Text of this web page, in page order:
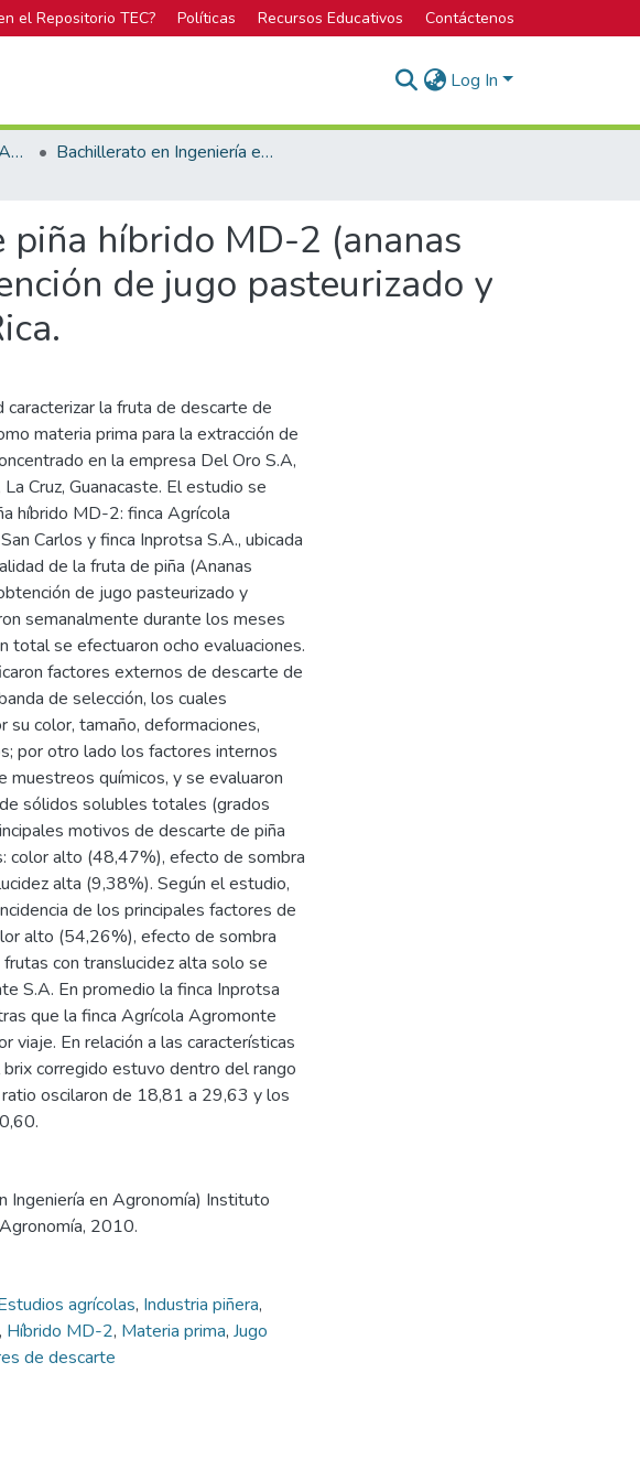
el Repositorio TEC? Políticas Recursos Educativos Contáctenos
Log In
Escuela de Ingeniería en Agronomía
Bachillerato en Ingeniería en Agronomía
híbrido MD-2 (ananas
de jugo pasteurizado y
la fruta de descarte de
materia prima para la extracción de
en la empresa Del Oro S.A,
Cruz, Guanacaste. El estudio se
híbrido MD-2: finca Agrícola
Carlos y finca Inprotsa S.A., ubicada
de la fruta de piña (Ananas
de jugo pasteurizado y
semanalmente durante los meses
total se efectuaron ocho evaluaciones.
factores externos de descarte de
de selección, los cuales
color, tamaño, deformaciones,
por otro lado los factores internos
químicos, y se evaluaron
sólidos solubles totales (grados
motivos de descarte de piña
color alto (48,47%), efecto de sombra
alta (9,38%). Según el estudio,
de los principales factores de
alto (54,26%), efecto de sombra
con translucidez alta solo se
S.A. En promedio la finca Inprotsa
que la finca Agrícola Agromonte
viaje. En relación a las características
corregido estuvo dentro del rango
oscilaron de 18,81 a 29,63 y los
Ingeniería en Agronomía) Instituto
2010.
agrícolas, Industria piñera,
, Híbrido MD-2, Materia prima, Jugo
de descarte